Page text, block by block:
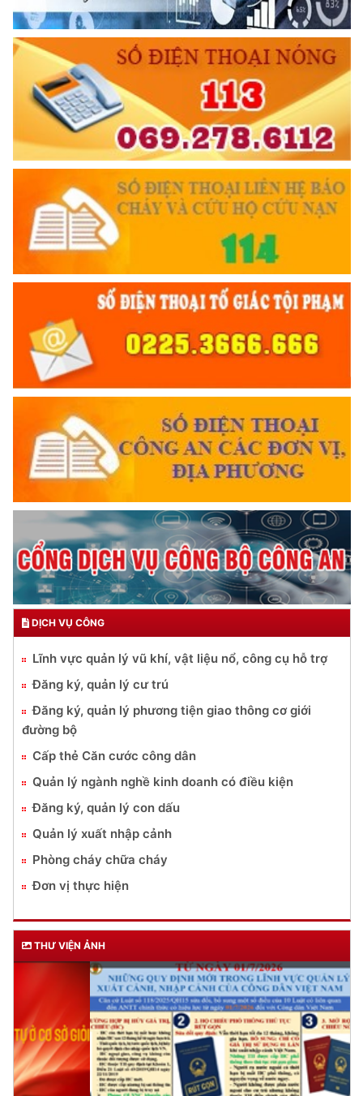
DỊCH VỤ CÔNG
Lĩnh vực quản lý vũ khí, vật liệu nổ, công cụ hỗ trợ
Đăng ký, quản lý cư trú
Đăng ký, quản lý phương tiện giao thông cơ giới
đường bộ
Cấp thẻ Căn cước công dân
Quản lý ngành nghề kinh doanh có điều kiện
Đăng ký, quản lý con dấu
Quản lý xuất nhập cảnh
Phòng cháy chữa cháy
Đơn vị thực hiện
THƯ VIỆN ẢNH